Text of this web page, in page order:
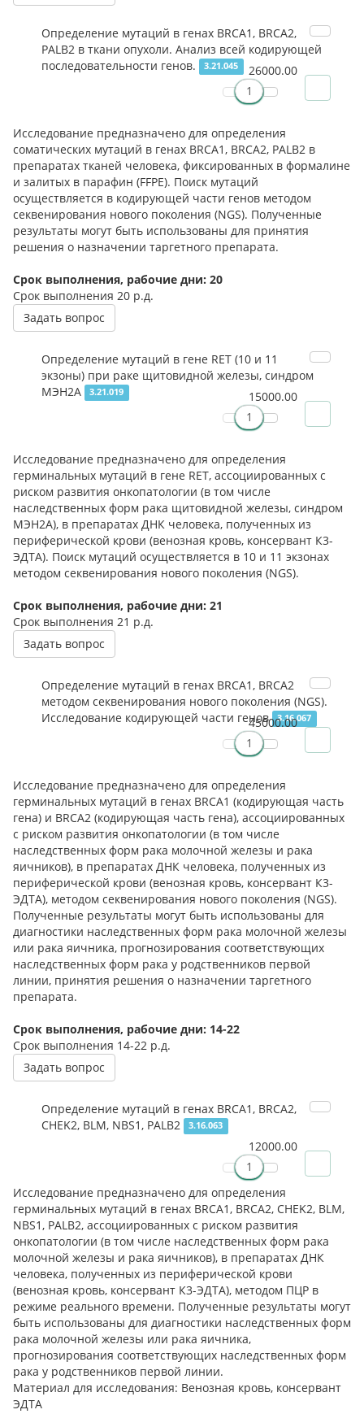
Определение мутаций в генах BRCA1, BRCA2,
PALB2 в ткани опухоли. Анализ всей кодирующей
последовательности генов.
3.21.045 26000.00
Исследование предназначено для определения
соматических мутаций в генах BRCA1, BRCA2, PALB2 в
препаратах тканей человека, фиксированных в формалине
и залитых в парафин (FFPE). Поиск мутаций
осуществляется в кодирующей части генов методом
секвенирования нового поколения (NGS). Полученные
результаты могут быть использованы для принятия
решения о назначении таргетного препарата.
Срок выполнения, рабочие дни: 20
Срок выполнения 20 р.д.
Задать вопрос
Определение мутаций в гене RET (10 и 11
экзоны) при раке щитовидной железы, синдром
МЭН2А
3.21.019 15000.00
Исследование предназначено для определения
герминальных мутаций в гене RET, ассоциированных с
риском развития онкопатологии (в том числе
наследственных форм рака щитовидной железы, синдром
МЭН2А), в препаратах ДНК человека, полученных из
периферической крови (венозная кровь, консервант К3-
ЭДТА). Поиск мутаций осуществляется в 10 и 11 экзонах
методом секвенирования нового поколения (NGS).
Срок выполнения, рабочие дни: 21
Срок выполнения 21 р.д.
Задать вопрос
Определение мутаций в генах BRCA1, BRCA2
методом секвенирования нового поколения (NGS).
Исследование кодирующей части генов 3.16.067
45000.00
Исследование предназначено для определения
герминальных мутаций в генах BRCA1 (кодирующая часть
гена) и BRCA2 (кодирующая часть гена), ассоциированных
с риском развития онкопатологии (в том числе
наследственных форм рака молочной железы и рака
яичников), в препаратах ДНК человека, полученных из
периферической крови (венозная кровь, консервант К3-
ЭДТА), методом секвенирования нового поколения (NGS).
Полученные результаты могут быть использованы для
диагностики наследственных форм рака молочной железы
или рака яичника, прогнозирования соответствующих
наследственных форм рака у родственников первой
линии, принятия решения о назначении таргетного
препарата.
Срок выполнения, рабочие дни: 14-22
Срок выполнения 14-22 р.д.
Задать вопрос
Определение мутаций в генах BRCA1, BRCA2,
CHEK2, BLM, NBS1, PALB2
3.16.063
12000.00
Исследование предназначено для определения
герминальных мутаций в генах BRCA1, BRCA2, CHEK2, BLM,
NBS1, PALB2, ассоциированных с риском развития
онкопатологии (в том числе наследственных форм рака
молочной железы и рака яичников), в препаратах ДНК
человека, полученных из периферической крови
(венозная кровь, консервант К3-ЭДТА), методом ПЦР в
режиме реального времени. Полученные результаты могут
быть использованы для диагностики наследственных форм
рака молочной железы или рака яичника,
прогнозирования соответствующих наследственных форм
рака у родственников первой линии.
Материал для исследования: Венозная кровь, консервант
ЭДТА